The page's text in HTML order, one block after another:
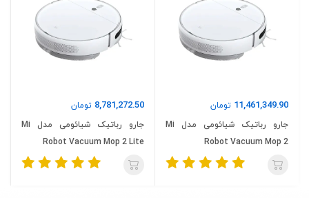
11,461,349.90 تومان
جارو رباتیک شیائومی مدل Mi
Robot Vacuum Mop 2
8,781,272.50 تومان
جارو رباتیک شیائومی مدل Mi
Robot Vacuum Mop 2 Lite